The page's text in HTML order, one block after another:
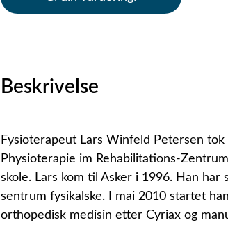
Beskrivelse
Fysioterapeut Lars Winfeld Petersen
Physioterapie im Rehabilitations-
skole. Lars kom til Asker i 1996. Han
sentrum fysikalske. I mai 2010 startet
orthopedisk medisin etter Cyriax og